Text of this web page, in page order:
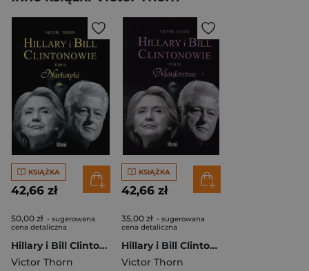
KSIĄŻKA
42,66 zł
50,00 zł - sugerowana
cena detaliczna
Hillary i Bill Clintonowie Tom 2 Narkotyki
Victor Thorn
KSIĄŻKA
42,66 zł
35,00 zł - sugerowana
cena detaliczna
Hillary i Bill Clintonowie Tom 3 Morderstwa
Victor Thorn